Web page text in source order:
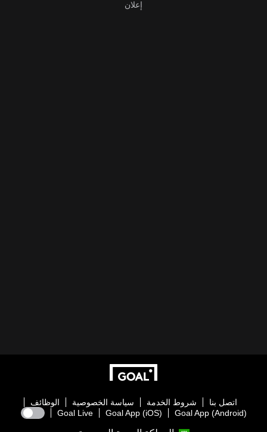
اتصل بنا شروط الخدمة سياسة الخصوصية
الوظائف
Goal App (Android)
Goal App (iOS)
Goal Live